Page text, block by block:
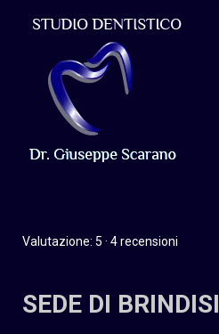
Valutazione: 5 · 4 recensioni
SEDE DI BRINDISI